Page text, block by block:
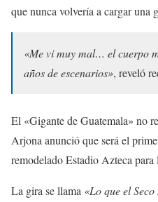
que nunca volvería a cargar una
«Me vi muy mal… el cuerpo
años de escenarios», reveló
El «Gigante de Guatemala» no
Arjona anunció que será el
remodelado Estadio Azteca
La gira se llama «Lo que el